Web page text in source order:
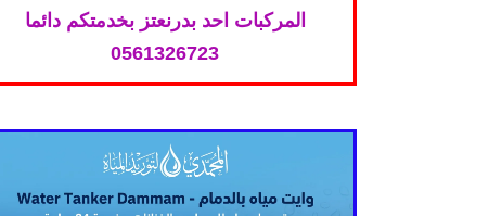
المركبات احد بدرنعتز بخدمتكم دائما
0561326723